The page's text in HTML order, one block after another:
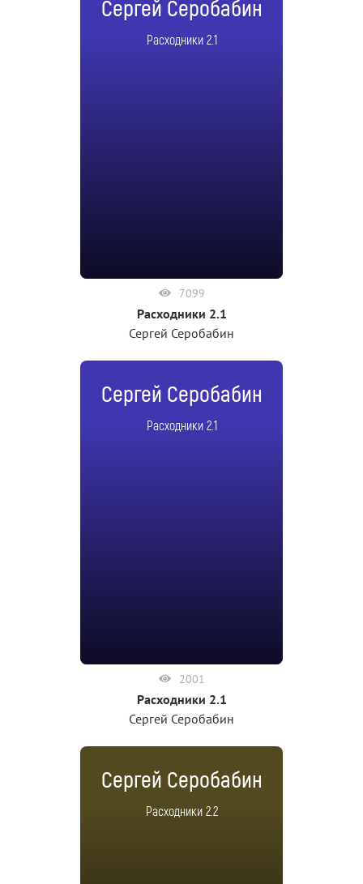
Сергей Серобабин
Расходники 2.1
7099
Расходники 2.1
Сергей Серобабин
Сергей Серобабин
Расходники 2.1
2001
Расходники 2.1
Сергей Серобабин
Сергей Серобабин
Расходники 2.2